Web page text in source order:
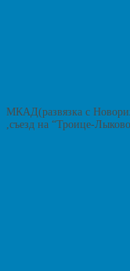
МКАД(развязка с
,съезд на “Троице-